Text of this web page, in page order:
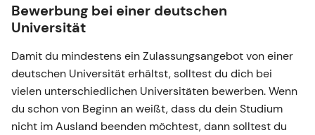
Bewerbung bei einer deutschen
Universität
Damit du mindestens ein Zulassungsangebot von einer
deutschen Universität erhältst, solltest du dich bei
vielen unterschiedlichen Universitäten bewerben. Wenn
du schon von Beginn an weißt, dass du dein Studium
nicht im Ausland beenden möchtest, dann solltest du